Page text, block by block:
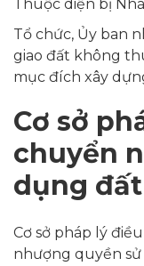
Thuộc diện bị
Tổ chức, Ủy ban
giao đất không
mục đích xây
Cơ sở
chuyển
dụng đất
Cơ sở pháp lý
nhượng quyền